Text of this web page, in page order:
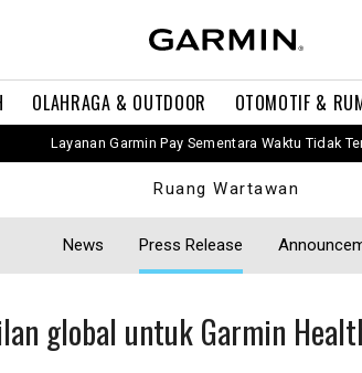
OLAHRAGA & OUTDOOR OTOMOTIF &
Layanan Garmin Pay Sementara Waktu Tidak
Ruang Wartawan
News Press Release
global untuk Garmin